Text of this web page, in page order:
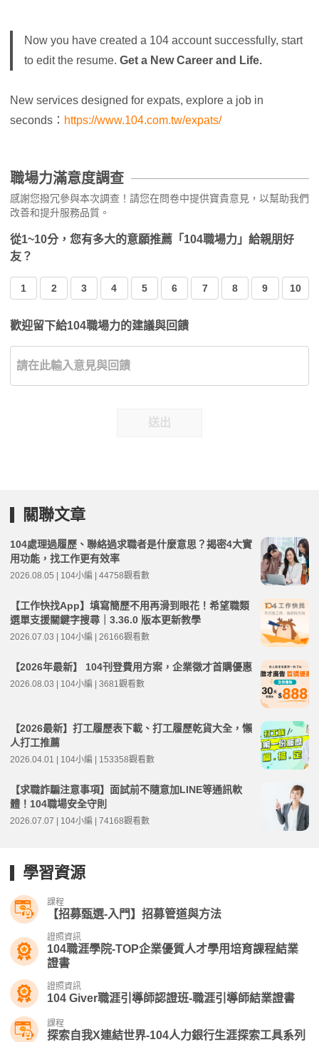
Now you have created a 104 account successfully, start
to edit the resume. Get a New Career and Life.
New services designed for expats, explore a job in
seconds： https://www.104.com.tw/expats/
職場力滿意度調查
感謝您撥冗參與本次調查！請您在問卷中提供寶貴意見，以幫助我們
改善和提升服務品質。
從1~10分，您有多大的意願推薦「104職場力」給親朋好
友？
1 2 3 4 5 6 7 8 9 10
歡迎留下給104職場力的建議與回饋
送出
關聯文章
104處理過履歷、聯絡過求職者是什麼意思？揭密4大實
用功能，找工作更有效率
2026.08.05 | 104小編 | 44758觀看數
【工作快找App】填寫簡歷不用再滑到眼花！希望職類
選單支援關鍵字搜尋｜3.36.0 版本更新教學
2026.07.03 | 104小編 | 26166觀看數
【2026年最新】 104刊登費用方案，企業徵才首購優惠
2026.08.03 | 104小編 | 3681觀看數
【2026最新】打工履歷表下載、打工履歷乾貨大全，懶
人打工推薦
2026.04.01 | 104小編 | 153358觀看數
【求職詐騙注意事項】面試前不隨意加LINE等通訊軟
體！104職場安全守則
2026.07.07 | 104小編 | 74168觀看數
學習資源
課程
【招募甄選-入門】招募管道與方法
證照資訊
104職涯學院-TOP企業優質人才學用培育課程結業
證書
證照資訊
104 Giver職涯引導師認證班-職涯引導師結業證書
課程
探索自我X連結世界-104人力銀行生涯探索工具系列